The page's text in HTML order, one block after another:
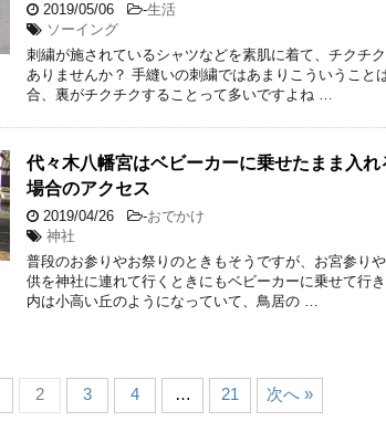
2019/05/06 -生活
ソーイング
刺繍が施されているシャツなどを素肌に着て、チクチ
ありませんか？ 手縫いの刺繍ではあまりこういうこと
合、裏がチクチクすることって多いですよね …
代々木八幡宮はベビーカーに乗せたまま入
場合のアクセス
2019/04/26 -おでかけ
神社
普段のお参りやお祭りのときもそうですが、お宮参り
供を神社に連れて行くときにもベビーカーに乗せて行
内は小高い丘のようになっていて、鳥居の …
2 3 4 … 21 次へ »